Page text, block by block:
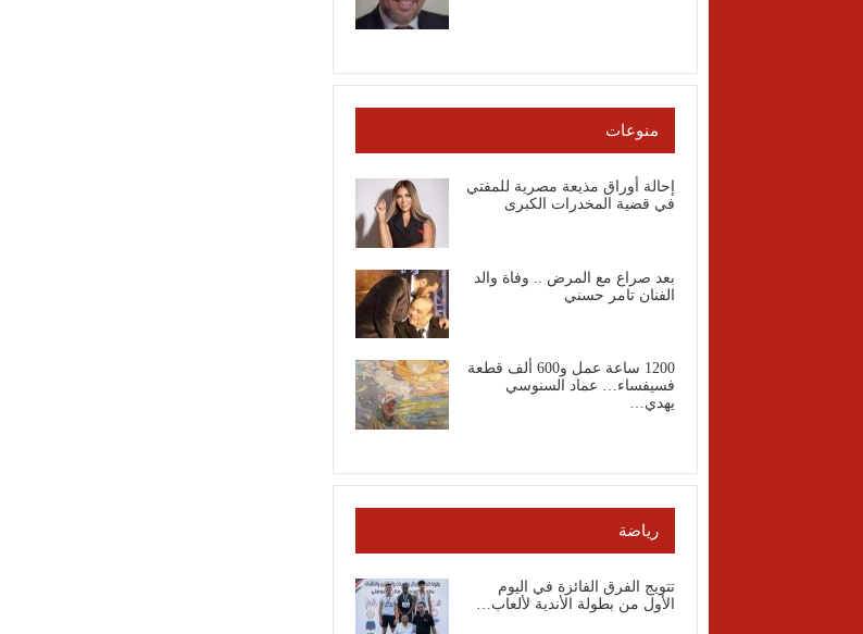
منوعات
إحالة أوراق مذيعة مصرية للمفتي
في قضية المخدرات الكبرى
بعد صراع مع المرض .. وفاة والد
الفنان تامر حسني
1200 ساعة عمل و600 ألف قطعة
فسيفساء… عماد السنوسي
يهدي…
رياضة
تتويج الفرق الفائزة في اليوم
الأول من بطولة الأندية لألعاب…